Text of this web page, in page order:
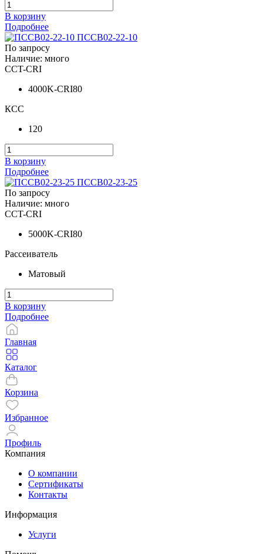
В корзину
Подробнее
ПССВ02-22-10
По запросу
Наличие: много
CCT-CRI
4000K-CRI80
КСС
120
В корзину
Подробнее
ПССВ02-23-25
По запросу
Наличие: много
CCT-CRI
5000K-CRI80
Рассеиватель
Матовый
В корзину
Подробнее
Главная
Каталог
Корзина
Избранное
Профиль
Компания
О компании
Сертификаты
Контакты
Информация
Услуги